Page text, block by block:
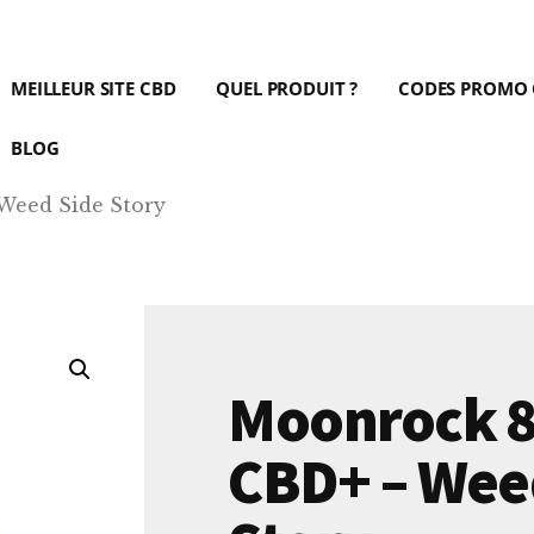
MEILLEUR SITE CBD QUEL PRODUIT ? CODES PROMO
BLOG
Side Story
Moonrock
CBD+ –